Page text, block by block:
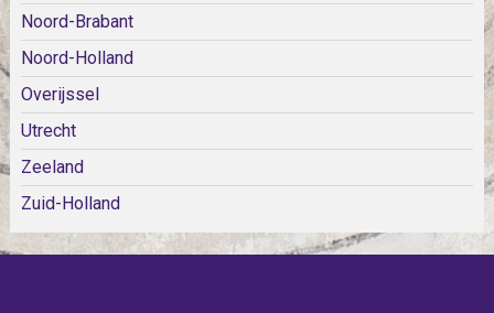
Noord-Brabant
Noord-Holland
Overijssel
Utrecht
Zeeland
Zuid-Holland